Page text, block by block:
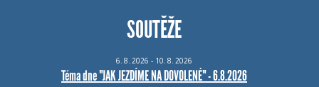
SOUTĚŽE
6. 8. 2026 - 10. 8. 2026
Téma dne "JAK JEZDÍME NA DOVOLENÉ" - 6.8.2026